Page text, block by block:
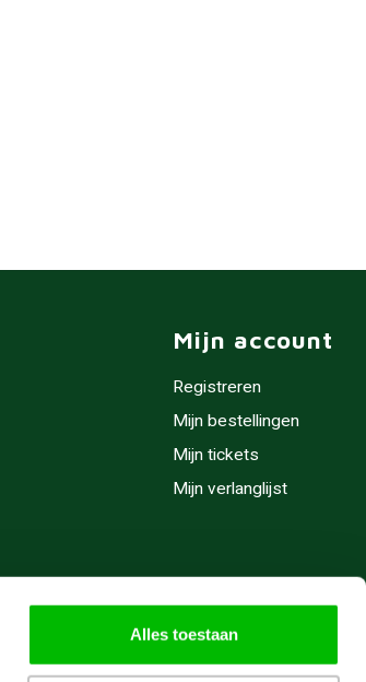
Alles toestaan
Mijn account
Registreren
Mijn bestellingen
Mijn tickets
Mijn verlanglijst